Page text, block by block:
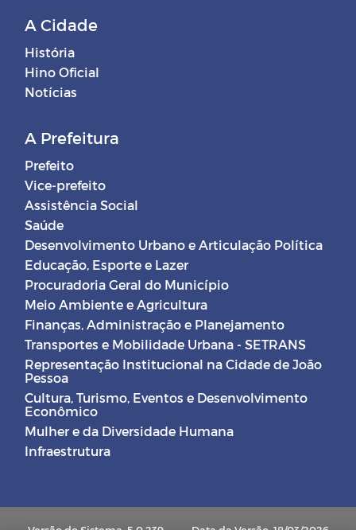
A Cidade
História
Hino Oficial
Notícias
A Prefeitura
Prefeito
Vice-prefeito
Assistência Social
Saúde
Desenvolvimento Urbano e Articulação Política
Educação, Esporte e Lazer
Procuradoria Geral do Município
Meio Ambiente e Agricultura
Finanças, Administração e Planejamento
Transportes e Mobilidade Urbana - SETRANS
Representação Institucional na Cidade de João
Pessoa
Cultura, Turismo, Eventos e Desenvolvimento
Econômico
Mulher e da Diversidade Humana
Infraestrutura